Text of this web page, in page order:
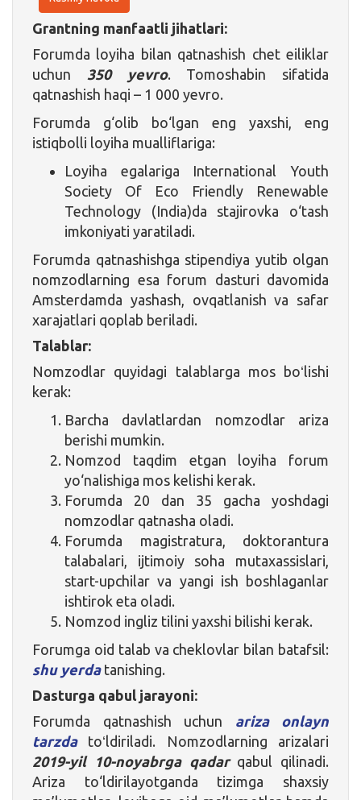
Grantning manfaatli jihatlari:
Forumda loyiha bilan qatnashish chet eiliklar
uchun 350 yevro. Tomoshabin sifatida
qatnashish haqi – 1 000 yevro.
Forumda g‘olib bo‘lgan eng yaxshi, eng
istiqbolli loyiha mualliflariga:
Loyiha egalariga International Youth
Society Of Eco Friendly Renewable
Technology (India)da stajirovka o‘tash
imkoniyati yaratiladi.
Forumda qatnashishga stipendiya yutib olgan
nomzodlarning esa forum dasturi davomida
Amsterdamda yashash, ovqatlanish va safar
xarajatlari qoplab beriladi.
Talablar:
Nomzodlar quyidagi talablarga mos boʻlishi
kerak:
Barcha davlatlardan nomzodlar ariza
berishi mumkin.
Nomzod taqdim etgan loyiha forum
yo‘nalishiga mos kelishi kerak.
Forumda 20 dan 35 gacha yoshdagi
nomzodlar qatnasha oladi.
Forumda magistratura, doktorantura
talabalari, ijtimoiy soha mutaxassislari,
start-upchilar va yangi ish boshlaganlar
ishtirok eta oladi.
Nomzod ingliz tilini yaxshi bilishi kerak.
Forumga oid talab va cheklovlar bilan batafsil:
shu yerdatanishing.
Dasturga qabul jarayoni:
Forumda qatnashish uchun ariza onlayn
tarzdatoʻldiriladi. Nomzodlarning arizalari
2019-yil 10-noyabrga qadarqabul qilinadi.
Ariza to‘ldirilayotganda tizimga shaxsiy